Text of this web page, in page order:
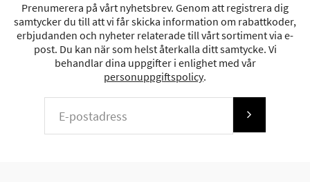
Prenumerera på vårt nyhetsbrev. Genom att registrera dig
samtycker du till att vi får skicka information om rabattkoder,
erbjudanden och nyheter relaterade till vårt sortiment via e-
post. Du kan när som helst återkalla ditt samtycke. Vi
behandlar dina uppgifter i enlighet med vår
personuppgiftspolicy.